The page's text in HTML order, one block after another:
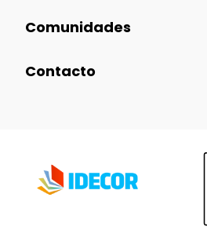
Comunidades
Contacto